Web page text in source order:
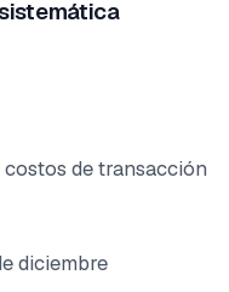
de transacción
diciembre